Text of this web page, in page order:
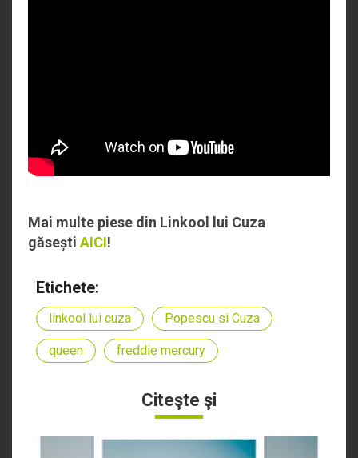
Mai multe piese din Linkool lui Cuza
găsești AICI!
Etichete:
linkool lui cuza Popescu si Cuza
queen freddie mercury
Citeşte şi